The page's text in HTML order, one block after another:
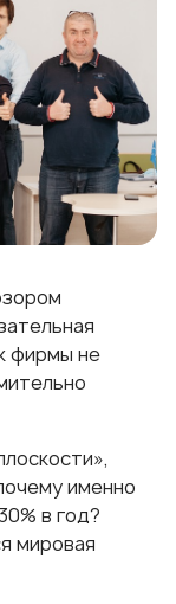
фирмы не
именно
в год?
мировая